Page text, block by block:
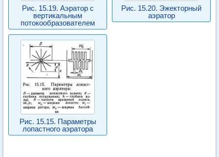
Рис. 15.19. Аэратор с
вертикальным
потокообразователем
Рис. 15.20. Эжекторный
аэратор
Рис. 15.15. Параметры
лопастного аэратора